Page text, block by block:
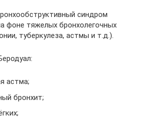
синдром
фоне тяжелых бронхолегочных
туберкулеза, астмы и т.д.).
астма;
бронхит;